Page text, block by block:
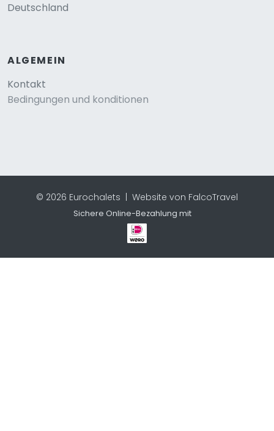
Deutschland
ALGEMEIN
Kontakt
Bedingungen und konditionen
© 2026 Eurochalets | Website von FalcoTravel
Sichere Online-Bezahlung mit